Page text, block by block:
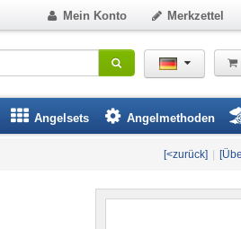
Mein Konto Merkzettel
Angelsets Angelmethoden
[<zurück]